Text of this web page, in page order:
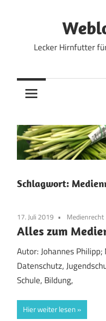
Lecker Hirnfutter
Schlagwort:
17. Juli 2019 Medienrecht
Alles zum
Autor: Johannes
Datenschutz,
Schule, Bildung,
Hier weiter lesen